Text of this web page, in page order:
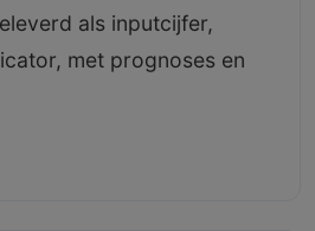
als inputcijfer,
met prognoses en